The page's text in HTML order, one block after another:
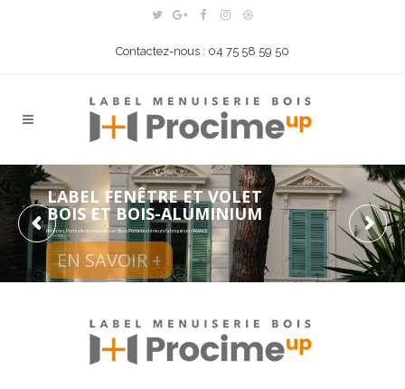
Contactez-nous : 04 75 58 59 50
LABEL FENÊTRE ET VOLET
BOIS ET BOIS-ALUMINIUM
Fenêtres, Portes fenêtres,volets et Blocs Portes extérieurs fabriqués en FRANCE
EN SAVOIR +